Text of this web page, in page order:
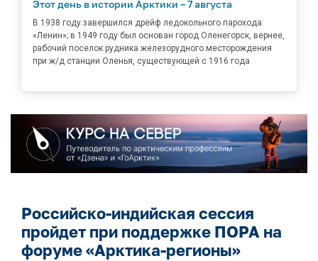
Этот день в истории Арктики – 7 августа
В 1938 году завершился дрейф ледокольного парохода
«Ленин»; в 1949 году был основан город Оленегорск, вернее,
рабочий поселок рудника железорудного месторождения
при ж/д станции Оленья, существующей с 1916 года
Российско-индийская сессия
пройдет при поддержке ПОРА на
форуме «Арктика-регионы»